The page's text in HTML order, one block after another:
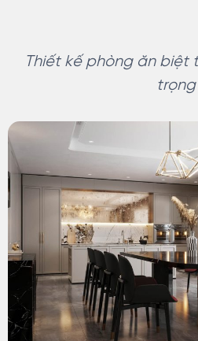
Thiết kế phòng ăn biệt
trọng